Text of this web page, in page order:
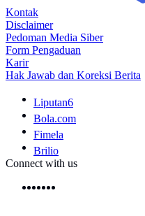
Kontak
Disclaimer
Pedoman Media Siber
Form Pengaduan
Karir
Hak Jawab dan Koreksi Berita
Liputan6
Bola.com
Fimela
Brilio
Connect with us